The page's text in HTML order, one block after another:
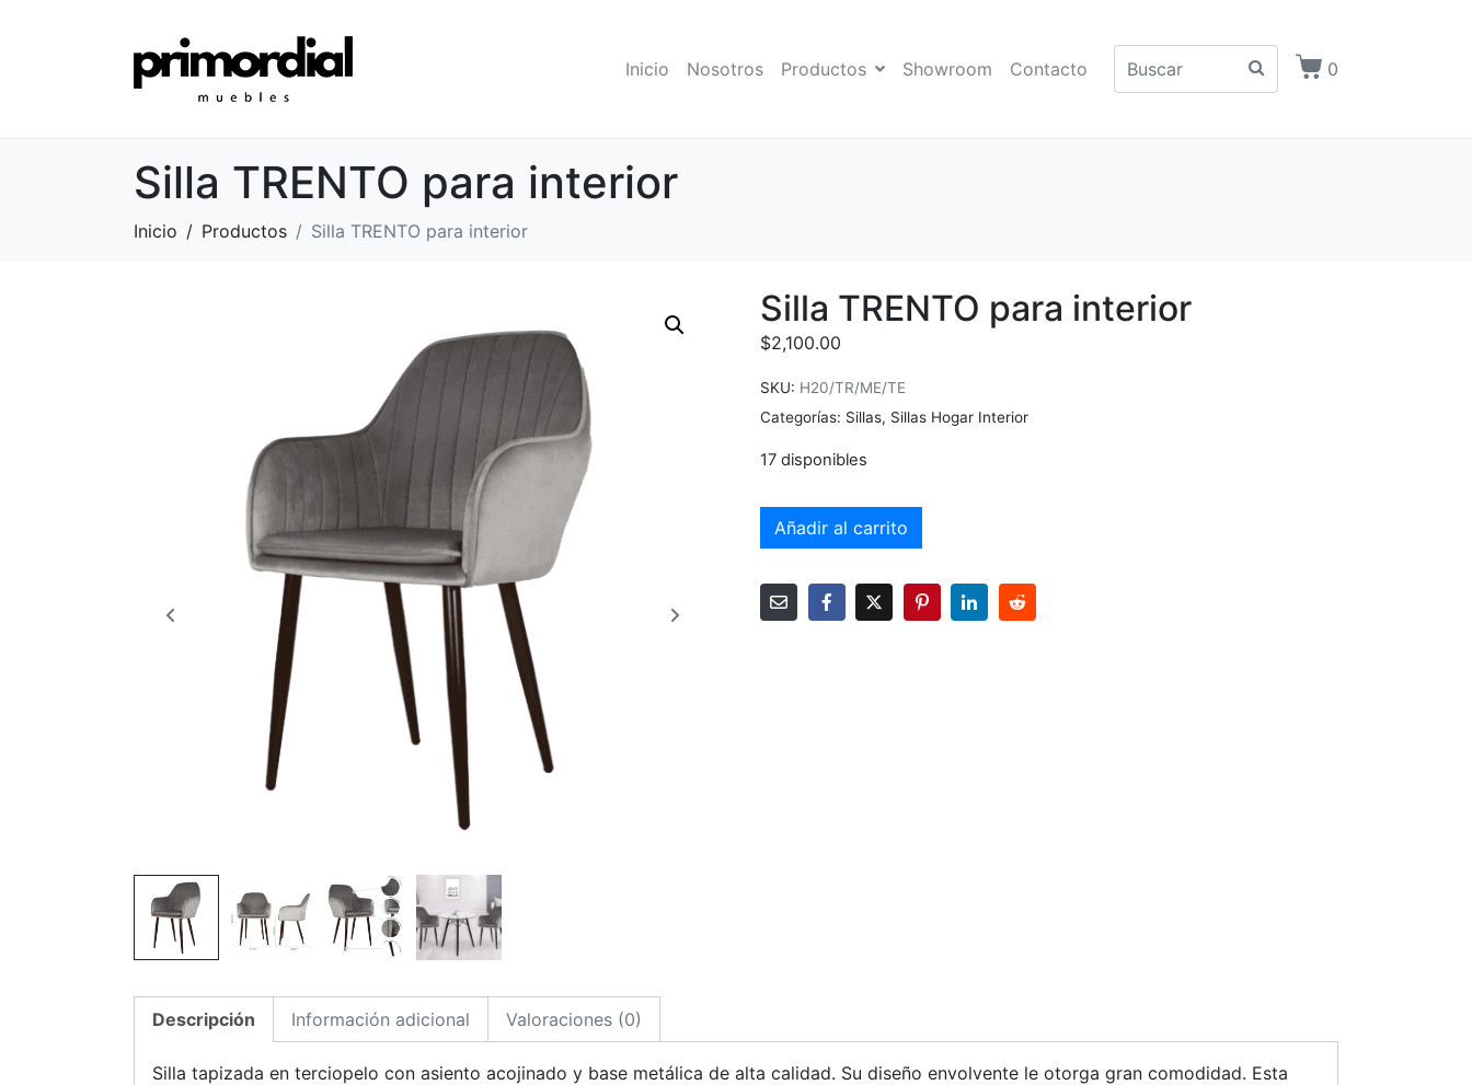
Inicio Nosotros Productos Showroom Contacto 0
Silla TRENTO para interior
Inicio Productos Silla TRENTO para interior
Silla TRENTO para interior
$2,100.00
SKU: H20/TR/ME/TE
Categorías: Sillas, Sillas Hogar Interior
17 disponibles
Añadir al carrito
Descripción Información adicional Valoraciones (0)
Silla tapizada en terciopelo con asiento acojinado y base metálica de alta calidad. Su diseño envolvente le otorga gran comodidad. Esta